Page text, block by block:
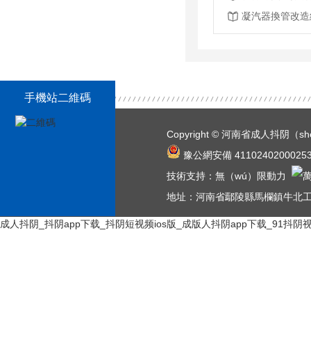
手機站二維碼
Copyright © 河南省成人抖阴（
（bǎn）權（quán）所有
豫公網安備
網站（zhàn）地圖
RSS XML
技術支持： 無（wú）限動力
地址：河南省鄢陵縣馬欄鎮牛北
成人抖阴_抖阴app下载_抖阴短视频ios版_成版人抖阴app下载_91抖阴